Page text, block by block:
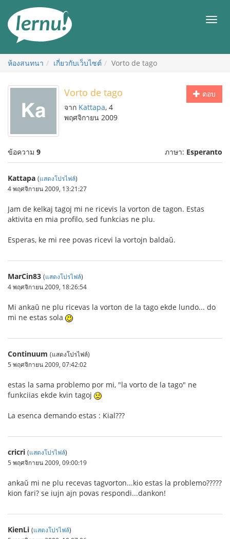
สารบัญ
เมนู
ห้องสนทนา เกี่ยวกับเว็บไซต์ Vorto de tago
ตอบ
Vorto de tago
จาก Kattapa, 4
พฤศจิกายน 2009
ข้อความ 9 ภาษา: Esperanto
Kattapa (แสดงโปรไฟล์)
4 พฤศจิกายน 2009, 13:21:27
Jam de kelkaj tagoj mi ne ricevis la vorton de tagon. Estas
aktivita en mia profilo, sed funkcias ne plu.
Esperas, ke mi ree povas ricevi la vortojn baldaŭ.
MarCin83 (แสดงโปรไฟล์)
4 พฤศจิกายน 2009, 18:26:54
Mi ankaŭ ne plu ricevas la vorton de la tago ekde lundo... do
mi ne estas sola
Continuum (แสดงโปรไฟล์)
5 พฤศจิกายน 2009, 07:42:02
estas la sama problemo por mi, "la vorto de la tago" ne
funkciias ekde kvin tagoj
La esenca demando estas : Kial???
cricri (แสดงโปรไฟล์)
5 พฤศจิกายน 2009, 09:00:19
ankaŭ mi ne plu recevas tagvorton...kio estas la problemo?????
kion fari? se iujn ajn povas respondi...dankon!
KienLi (แสดงโปรไฟล์)